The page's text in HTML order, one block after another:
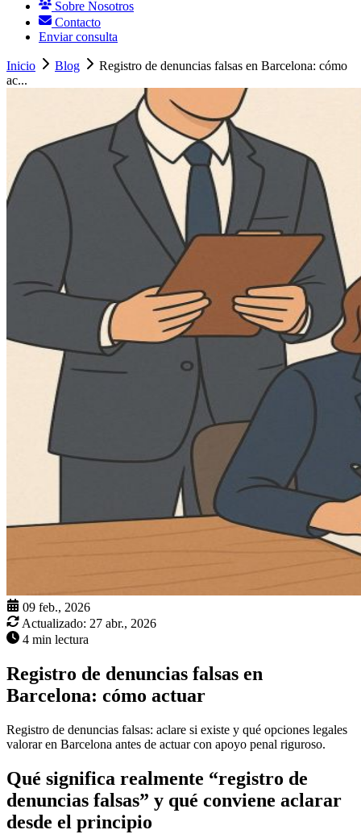
Sobre Nosotros
Contacto
Enviar consulta
Inicio Blog
Registro de denuncias falsas en Barcelona: cómo
ac...
09 feb., 2026
Actualizado: 27 abr., 2026
4 min lectura
Registro de denuncias falsas en
Barcelona: cómo actuar
Registro de denuncias falsas: aclare si existe y qué opciones legales
valorar en Barcelona antes de actuar con apoyo penal riguroso.
Qué significa realmente “registro de
denuncias falsas” y qué conviene aclarar
desde el principio